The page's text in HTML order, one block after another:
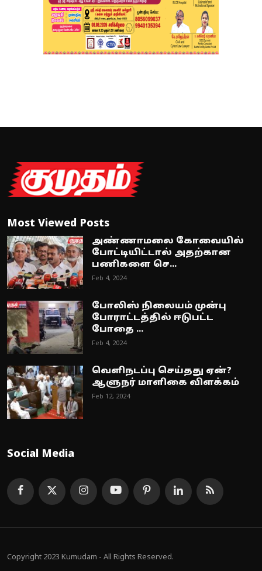
Most Viewed Posts
அண்ணாமலை கோவையில்
போட்டியிட்டால் அதற்கான
பணிகளை செ...
Feb 4, 2024
போலிஸ் நிலையம் முன்பு
போராட்டத்தில் ஈடுபட்ட
போதை ...
Feb 4, 2024
வெளிநடப்பு செய்தது ஏன்?
ஆளுநர் மாளிகை விளக்கம்
Feb 12, 2024
Social Media
Copyright 2023 Kumudam - All Rights Reserved.